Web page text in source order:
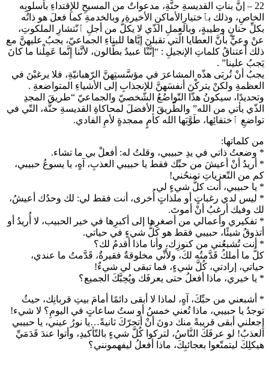
22 – إنَّ بناتِ القديسةِ حنَّةِ، مدعواتٌ من المسيحِ للإِقتداءِ بأسلوبِه
الخاصِ، وذلك بٱختيارِالأماكنِ الأخيرةِ، وبالخدمةِ كما فعلَ هو ذاتُه
بكلِّ حنانٍ وطيبةٍ، وبالعملِ الذّي لا يكلُّ من أجلِ ٱنّتشارِ الملكوتِ،
عنْ وعيٍّ بأنَّ العطايا الّتي تقبلنَ إيَّاها للبناءِ الجماعيّ، يجبُ عليهنَّ مع
ذلك أعتناقُ كلماتِ الإنجيلِ : “إنَّنْا عبيدٌ بطَّالون، لأنَّنا إِنَّما عَمِلْنا ما كانَ
يَجبُ علينا” .
يجبُ أنْ تُربَى هذّه المشاعرَ في مؤسَّستِهنَّ الرّهبانيّةِ، فلا يرغبْنَ في
العظمةِ ولكنْ يتركْنَ أنفسَهنَّ للإنجذابِ إلى الأشياءِ المتواضعةِ .
وتحديدًا، سيكونُ هذّا التّواضُعُ الشّخصيّ والجماعيّ “طريقَ المجدِ
الذّي يأتي من الله” والطّريقَ الأفضلَ لمحاكاةِ القديسةِ حنَّة، التّي في
تواضعِ ٱختفائِها، طَوَّبَها الله كأمٍ ممجدةٍ لأمِ الفادي.
من كلماتها:
* وضعتُ ذاتي في يدِ حبيبي، وقلتُ له: أفعلْ بي ما تشاء.
* أريدُ أنْ أعيشَ من حبِّك فقط يا حبيبي العذبِ، آهٍ، يا يسوعُ حبيبي،
كم من التّعزياتِ تمنحُني!
* يا حبيبي، أنت كلُّ شيءٍ لي.
* ليس لدي رغباتٍ أو ملذاتٍ أُخرى، أنت فقط لي: لك وحدُك أعيشُ،
لك وفيك أرغبُ أنْ أموتَ.
* تفكيري وأعمالي من أصغرِها إلى أكبرِها في خير الحبيب، لا أُريدُ أو
أتذوقُ شيئًا، حبيبي فقط هو كلُّ شيءٍ في حياتي.
* أنت تُشبعُني من كنوزِك، وأنا ماذا أقدمُ لك؟
كلُّ ما أملكُ قَدَّمتُه لكَ، ولأَنِّي مخلوقةٌ فقيرةٌ، قَدَّمتُ ما عندي،
حياتي، إرادتي، كُلَّ شيءٍ، فما تبقى لي شيءٌ!
* يا خيري، ماذا أفعلُ حتى يعرفَك ويُحِبَّكَ الجميع؟
* أشبعني من حبِّكَ، آهٍ، لماذا لا أبقى دائمًا أمامَ بيتِ قربانِك، حيثُ
توجدُ يا حبيبي، ماذا تُعني خمسُ أو ستُ ساعاتٍ في اليومِ؟ لا شيء!
إِجعلني أبقى قريبةً منك دونَ أنْ أتحرّكَ ثانيةً…يا نورُ عيني، يا حبيبي
العذبُ! لو عرفَكَ النَّاسُ، لتركوا كُلَّ شيءٍ بالتّأكيدِ، وأتوا عندَ قَدَمَيِّ
هيكلِكَ ليتمتّعوا بعجائبِكَ، ماذا أفعلُ ليفهمونني؟